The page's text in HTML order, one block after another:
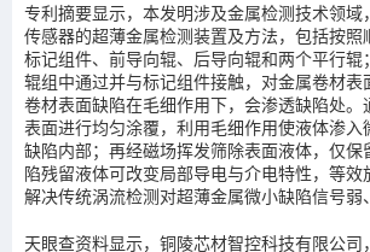
专利摘要显示，本发明涉及金属检测技术领域
传感器的超薄金属检测装置及方法，包括按照
标记组件、前导向辊、后导向辊和两个平行辊
辊组中通过并与标记组件接触，对金属卷材表
卷材表面缺陷在毛细作用下，会渗透缺陷处。
表面进行均匀涂覆，利用毛细作用使液体渗入
缺陷内部；再经磁场挥发筛除表面液体，仅保
陷残留液体可改变局部导电与介电特性，等效
解决传统涡流检测对超薄金属微小缺陷信号弱
天眼查资料显示，铜陵芯材智控科技有限公司